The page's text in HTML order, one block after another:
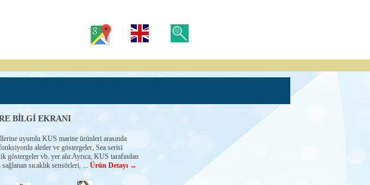
BİLGİ EKRANI
uyumlu KUS marine ürünleri arasında
aletler ve göstergeler, Sea serisi
göstergeler vb. yer alır.Ayrıca, KUS tarafından
sıcaklık sensörleri, ... Ürün Detayı →